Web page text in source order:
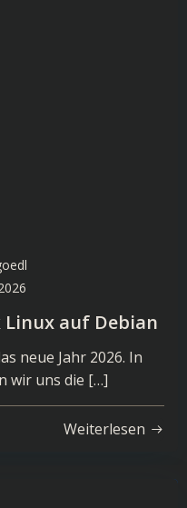
Linux auf Debian
neue Jahr 2026. In
wir uns die […]
Weiterlesen